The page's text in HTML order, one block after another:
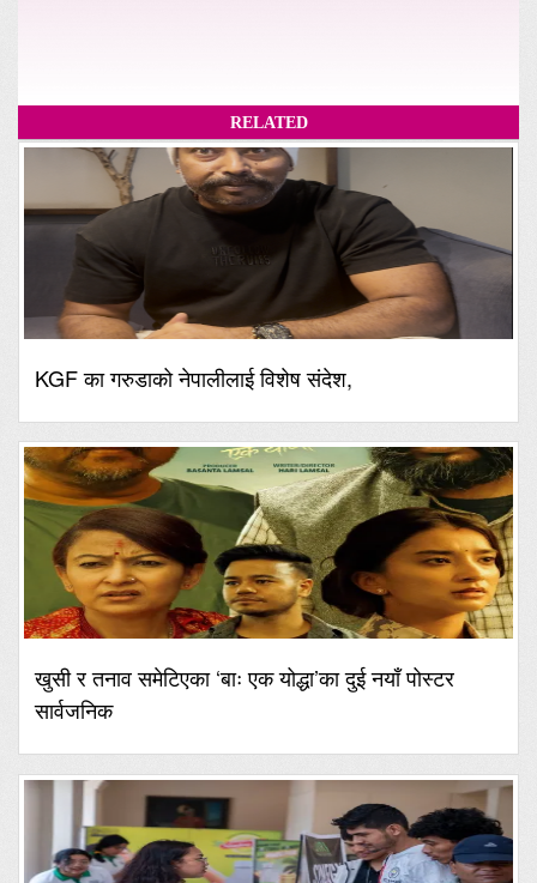
RELATED
KGF का गरुडाको नेपालीलाई विशेष संदेश,
खुसी र तनाव समेटिएका ‘बाः एक योद्धा’का दुई नयाँ पोस्टर
सार्वजनिक